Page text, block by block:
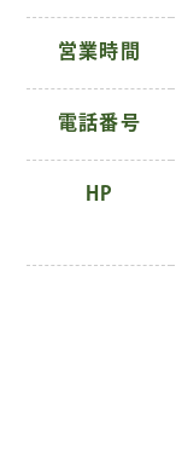
営業時間
電話番号
HP